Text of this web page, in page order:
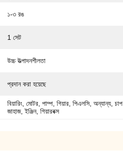
১-৩ রঙ
1 সেট
উচ্চ উত্পাদনশীলতা
প্রদান করা হয়েছে
বিয়ারিং, মোটর, পাম্প, গিয়ার, পিএলসি, অন্যান্য, চাপ
জাহাজ, ইঞ্জিন, গিয়ারবক্স